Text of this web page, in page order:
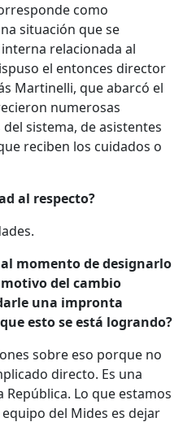
como
situación que se
relacionada al
el entonces director
Martinelli, que abarcó el
numerosas
sistema, de asistentes
reciben los cuidados o
al respecto?
momento de designarlo
del cambio
una impronta
esto se está logrando?
sobre eso porque no
directo. Es una
Lo que estamos
del Mides es dejar